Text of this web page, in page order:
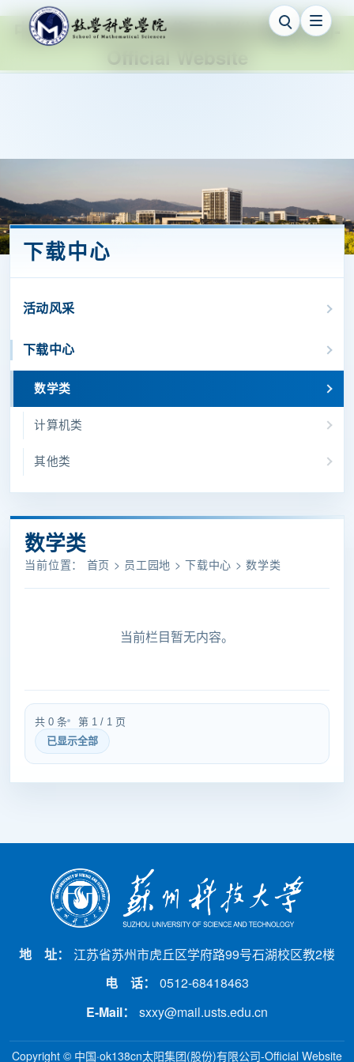
中国·ok138cn太阳集团(股份)有限公司-
下载中心
活动风采
下载中心
数学类
计算机类
其他类
数学类
当前位置： 首页 > 员工园地 > 下载中心 > 数学类
当前栏目暂无内容。
共 0 条
第 1 / 1 页
已显示全部
地 址：
江苏省苏州市虎丘区学府路99号石湖校区教2楼
电 话：
0512-68418463
E-Mail：
sxxy@mail.usts.edu.cn
Copyright © 中国·ok138cn太阳集团(股份)有限公司-Official Website